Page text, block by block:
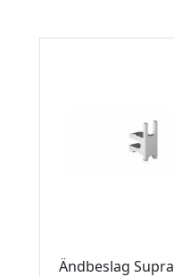
Ändbeslag Supra